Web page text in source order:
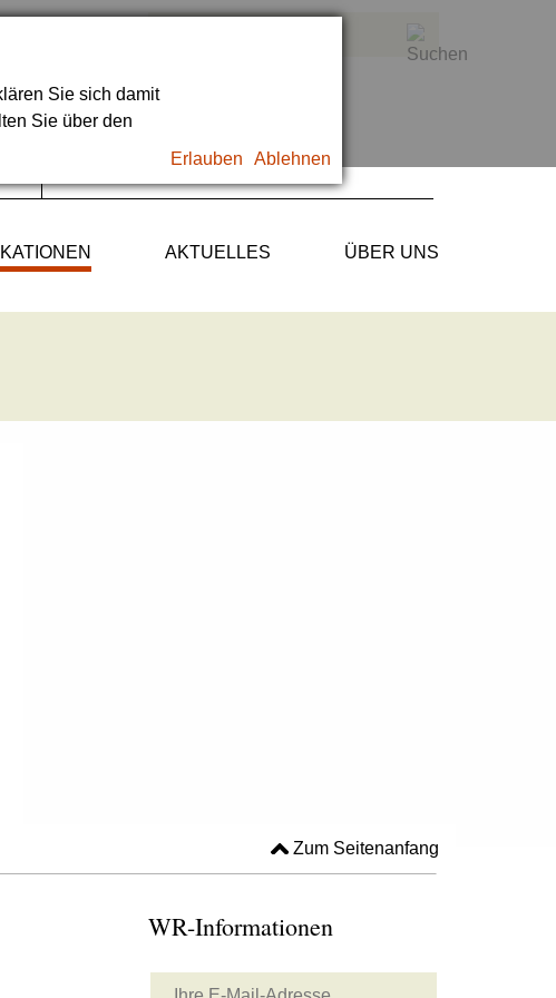
Sie sich damit
Sie über den
Erlauben Ablehnen
AKTUELLES ÜBER UNS
Zum Seitenanfang
WR-Informationen